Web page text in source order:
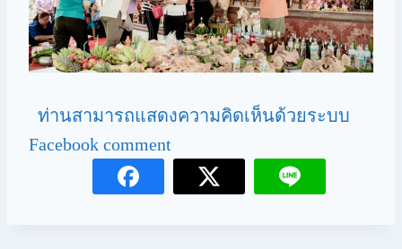
ท่านสามารถแสดงความคิดเห็นด้วยระบบ
Facebook comment